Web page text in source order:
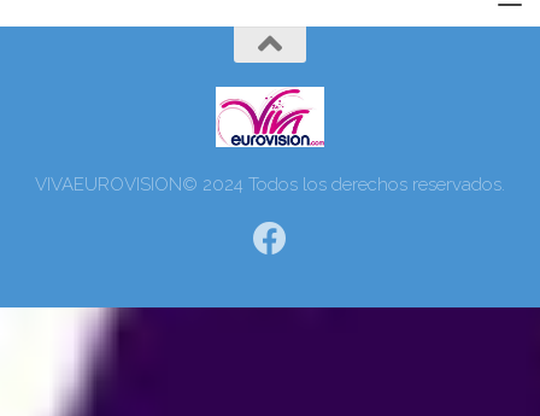
VIVAEUROVISION© 2024 Todos los derechos reservados.